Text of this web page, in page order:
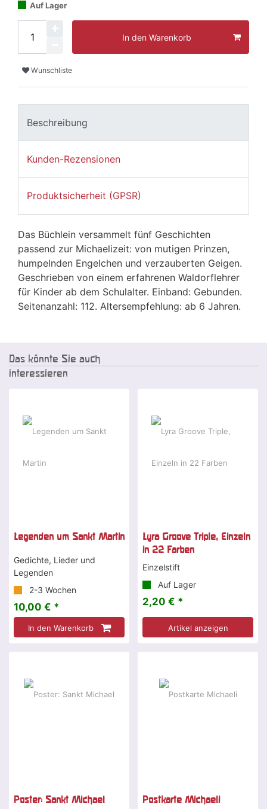
Auf Lager
In den Warenkorb
Wunschliste
Beschreibung
Kunden-Rezensionen
Produktsicherheit (GPSR)
Das Büchlein versammelt fünf Geschichten
passend zur Michaelizeit: von mutigen Prinzen,
humpelnden Engelchen und verzauberten Geigen.
Geschrieben von einem erfahrenen Waldorflehrer
für Kinder ab dem Schulalter. Einband: Gebunden.
Seitenanzahl: 112. Altersempfehlung: ab 6 Jahren.
Das könnte Sie auch
interessieren
Legenden um Sankt Martin
Gedichte, Lieder und
Legenden
2-3 Wochen
10,00 € *
In den Warenkorb
Lyra Groove Triple, Einzeln
in 22 Farben
Einzelstift
Auf Lager
2,20 € *
Artikel anzeigen
Poster: Sankt Michael Postkarte Michaeli